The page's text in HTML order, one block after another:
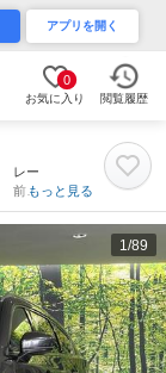
アプリを開く
0
お気に入り 閲覧履歴
レー
前席
ー Ｌ
もっと見る
1 /89